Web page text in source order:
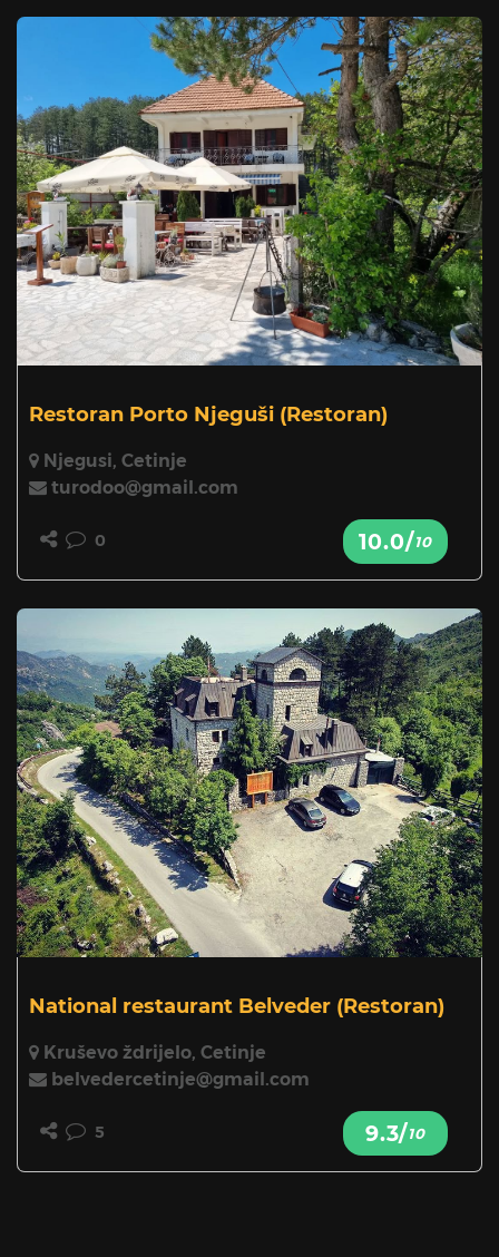
Restoran Porto Njeguši (Restoran)
Njegusi, Cetinje
turodoo@gmail.com
0 10.0/10
National restaurant Belveder (Restoran)
Kruševo ždrijelo, Cetinje
belvedercetinje@gmail.com
5 9.3/10